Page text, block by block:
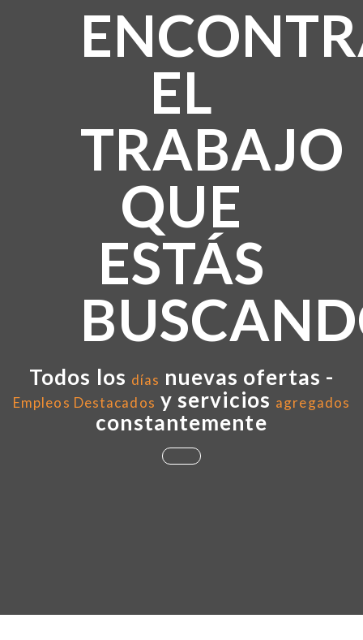
EL
TRABAJO
QUE
ESTÁS
Todos los días nuevas ofertas -
Empleos Destacados y servicios agregados
constantemente